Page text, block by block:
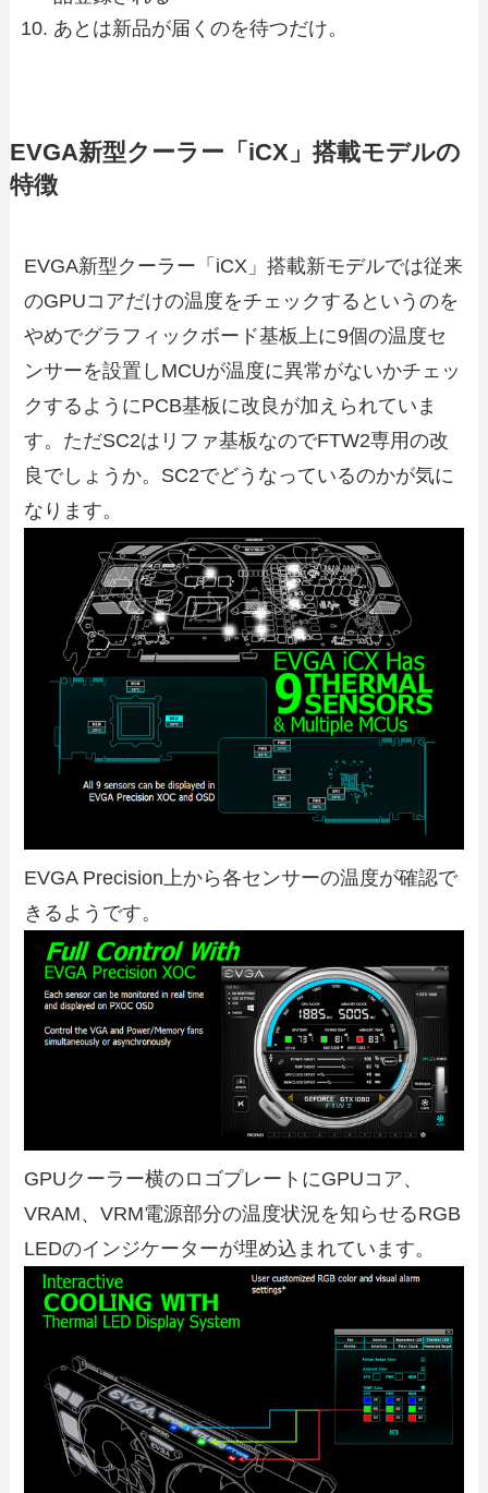
あとは新品が届くのを待つだけ。
EVGA新型クーラー「iCX」搭載モデルの
特徴
EVGA新型クーラー「iCX」搭載新モデルでは従来
のGPUコアだけの温度をチェックするというのを
やめでグラフィックボード基板上に9個の温度セ
ンサーを設置しMCUが温度に異常がないかチェッ
クするようにPCB基板に改良が加えられていま
す。ただSC2はリファ基板なのでFTW2専用の改
良でしょうか。SC2でどうなっているのかが気に
なります。
EVGA Precision上から各センサーの温度が確認で
きるようです。
GPUクーラー横のロゴプレートにGPUコア、
VRAM、VRM電源部分の温度状況を知らせるRGB
LEDのインジケーターが埋め込まれています。